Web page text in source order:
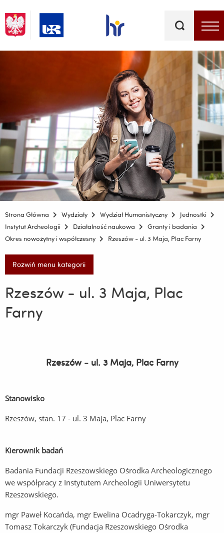
kluczowe
Strona Główna Wydziały Wydział Humanistyczny
Jednostki
Instytut Archeologii
Działalność naukowa
Granty i badania
Okres nowożytny i współczesny
Rzeszów - ul. 3 Maja, Plac Farny
Rozwiń menu kategorii
Rzeszów - ul. 3 Maja, Plac
Farny
Rzeszów - ul. 3 Maja, Plac Farny
Stanowisko
Rzeszów, stan. 17 - ul. 3 Maja, Plac Farny
Kierownik badań
Badania Fundacji Rzeszowskiego Ośrodka Archeologicznego
we współpracy z Instytutem Archeologii Uniwersytetu
Rzeszowskiego.
mgr Paweł Kocańda, mgr Ewelina Ocadryga-Tokarczyk, mgr
Tomasz Tokarczyk (Fundacja Rzeszowskiego Ośrodka